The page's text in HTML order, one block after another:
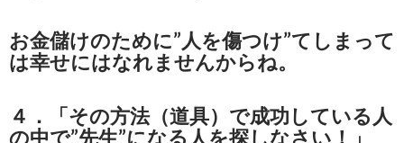
お金儲けのために”人を傷つけ”てしまって
は幸せにはなれませんからね。
４．「その方法（道具）で成功している人
の中で”先生”になる人を探しなさい！」